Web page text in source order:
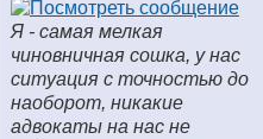
Я - самая мелкая
чиновничная сошка, у нас
ситуация с точностью до
наоборот, никакие
адвокаты на нас не